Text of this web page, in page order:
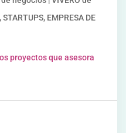
EMPRESA DE
proyectos que asesora